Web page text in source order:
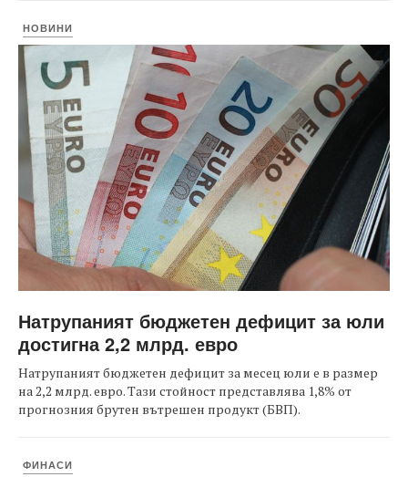
НОВИНИ
Натрупаният бюджетен дефицит за юли
достигна 2,2 млрд. евро
Натрупаният бюджетен дефицит за месец юли е в размер
на 2,2 млрд. евро. Тази стойност представлява 1,8% от
прогнозния брутен вътрешен продукт (БВП).
ФИНАСИ